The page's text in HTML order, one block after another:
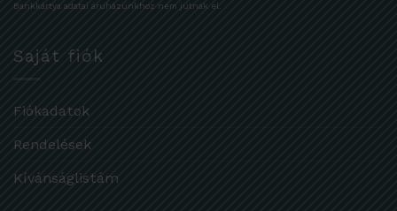
Bankkártya adatai áruházunkhoz nem jutnak el.
Saját fiók
Fiókadatok
Rendelések
Kívánságlistám